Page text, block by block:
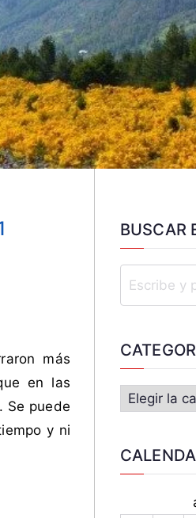
más
en las
Se puede
y ni
BUSCAR